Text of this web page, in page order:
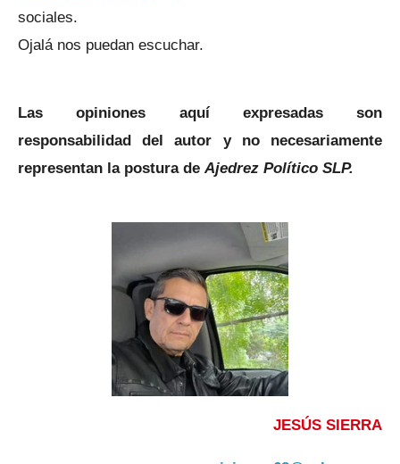
sociales.
Ojalá nos puedan escuchar.
Las opiniones aquí expresadas son
responsabilidad del autor y no necesariamente
representan la postura de Ajedrez Político SLP.
JESÚS SIERRA